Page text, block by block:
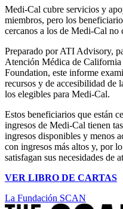
Medi-Cal cubre servicios y
miembros, pero los
cercanos a los de Medi-Cal
Preparado por ATI Advisory,
Atención Médica de
Foundation, este informe
recursos y de accesibilidad de
los elegibles para Medi-Cal.
Estos beneficiarios que están
ingresos de Medi-Cal tienen
ingresos disponibles y menos
con ingresos más altos y, por
satisfagan sus necesidades de
VER LIBRO DE CARTAS
La Fundación SCAN